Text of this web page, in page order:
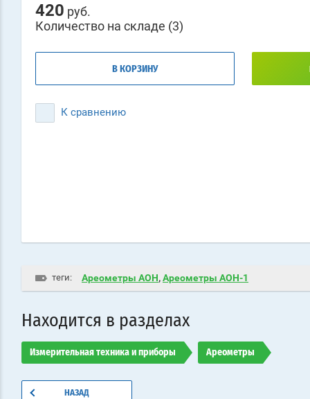
420 руб.
Количество на складе (3)
В КОРЗИНУ
К сравнению
теги: Ареометры АОН,Ареометры АОН-1
Находится в разделах
Измерительная техника и приборы Ареометры
НАЗАД